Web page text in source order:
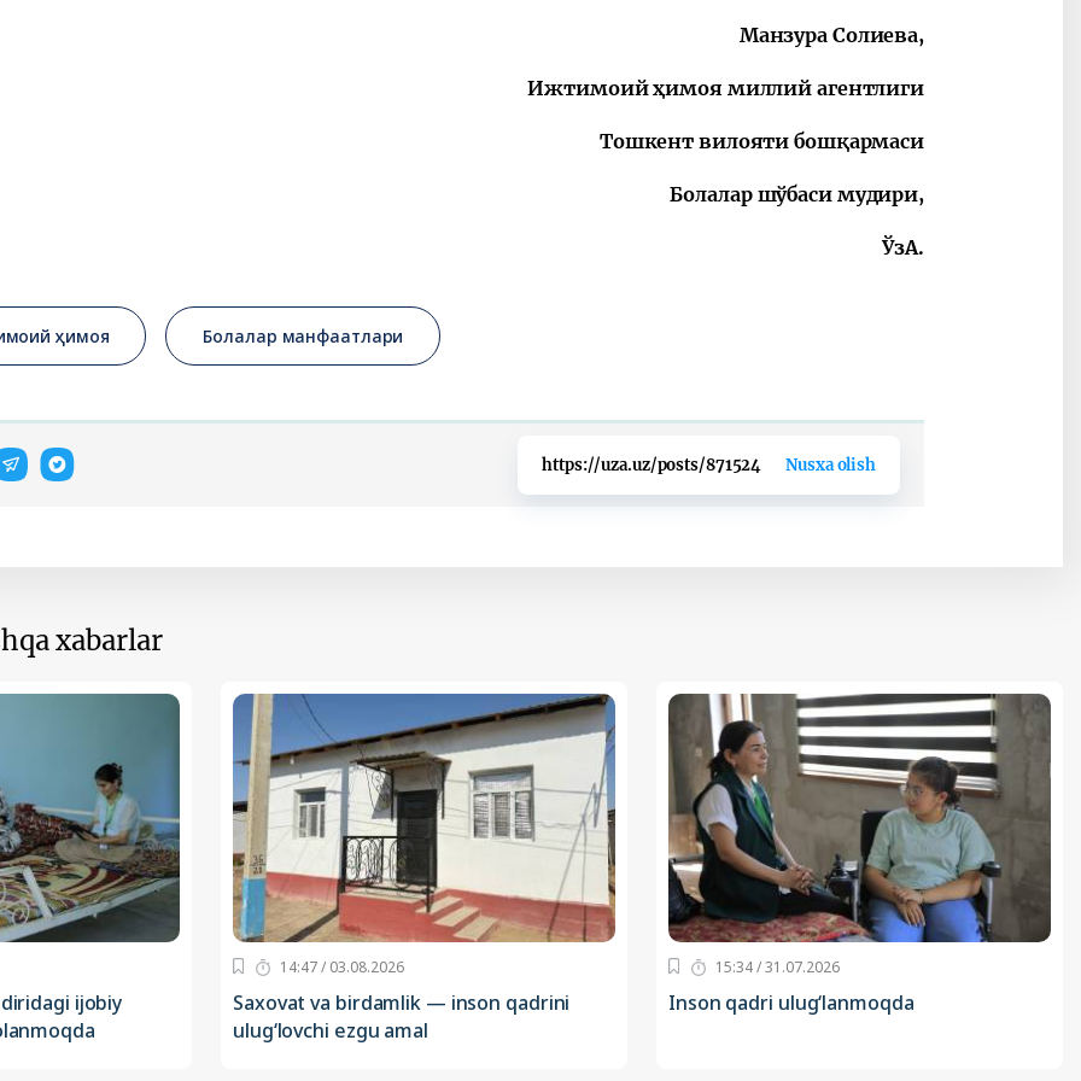
Манзура Солиева,
Ижтимоий ҳимоя миллий агентлиги
Тошкент вилояти бошқармаси
Болалар шўбаси мудири,
ЎзА.
ҳимоя Болалар манфаатлари
https://uza.uz/posts/871524 Nusxa olish
xabarlar
ijobiy
14:47 / 03.08.2026
Saxovat va birdamlik — inson qadrini
ulug‘lovchi ezgu amal
15:34 / 31.07.2026
Inson qadri ulug‘lanmoqda